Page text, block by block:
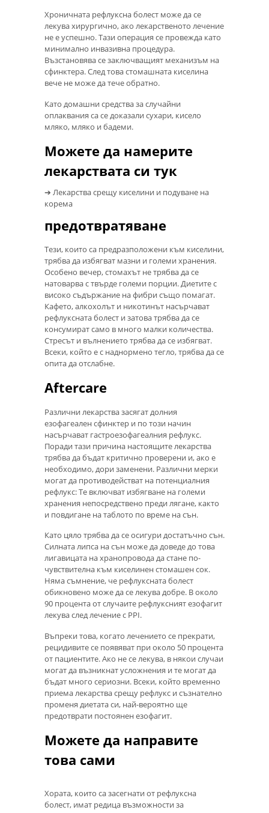
Хроничната рефлуксна болест може да се
лекува хирургично, ако лекарственото лечение
не е успешно. Тази операция се провежда като
минимално инвазивна процедура.
Възстановява се заключващият механизъм на
сфинктера. След това стомашната киселина
вече не може да тече обратно.
Като домашни средства за случайни
оплаквания са се доказали сухари, кисело
мляко, мляко и бадеми.
Можете да намерите
лекарствата си тук
➔ Лекарства срещу киселини и подуване на
корема
предотвратяване
Тези, които са предразположени към киселини,
трябва да избягват мазни и големи хранения.
Особено вечер, стомахът не трябва да се
натоварва с твърде големи порции. Диетите с
високо съдържание на фибри също помагат.
Кафето, алкохолът и никотинът насърчават
рефлуксната болест и затова трябва да се
консумират само в много малки количества.
Стресът и вълнението трябва да се избягват.
Всеки, който е с наднормено тегло, трябва да се
опита да отслабне.
Aftercare
Различни лекарства засягат долния
езофагеален сфинктер и по този начин
насърчават гастроезофагеалния рефлукс.
Поради тази причина настоящите лекарства
трябва да бъдат критично проверени и, ако е
необходимо, дори заменени. Различни мерки
могат да противодействат на потенциалния
рефлукс: Те включват избягване на големи
хранения непосредствено преди лягане, както
и повдигане на таблото по време на сън.
Като цяло трябва да се осигури достатъчно сън.
Силната липса на сън може да доведе до това
лигавицата на хранопровода да стане по-
чувствителна към киселинен стомашен сок.
Няма съмнение, че рефлуксната болест
обикновено може да се лекува добре. В около
90 процента от случаите рефлуксният езофагит
лекува след лечение с PPI.
Въпреки това, когато лечението се прекрати,
рецидивите се появяват при около 50 процента
от пациентите. Ако не се лекува, в някои случаи
могат да възникнат усложнения и те могат да
бъдат много сериозни. Всеки, който временно
приема лекарства срещу рефлукс и съзнателно
променя диетата си, най-вероятно ще
предотврати постоянен езофагит.
Можете да направите
това сами
Хората, които са засегнати от рефлуксна
болест, имат редица възможности за